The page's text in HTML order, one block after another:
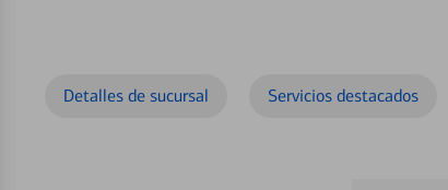
Detalles de sucursal Servicios destacados